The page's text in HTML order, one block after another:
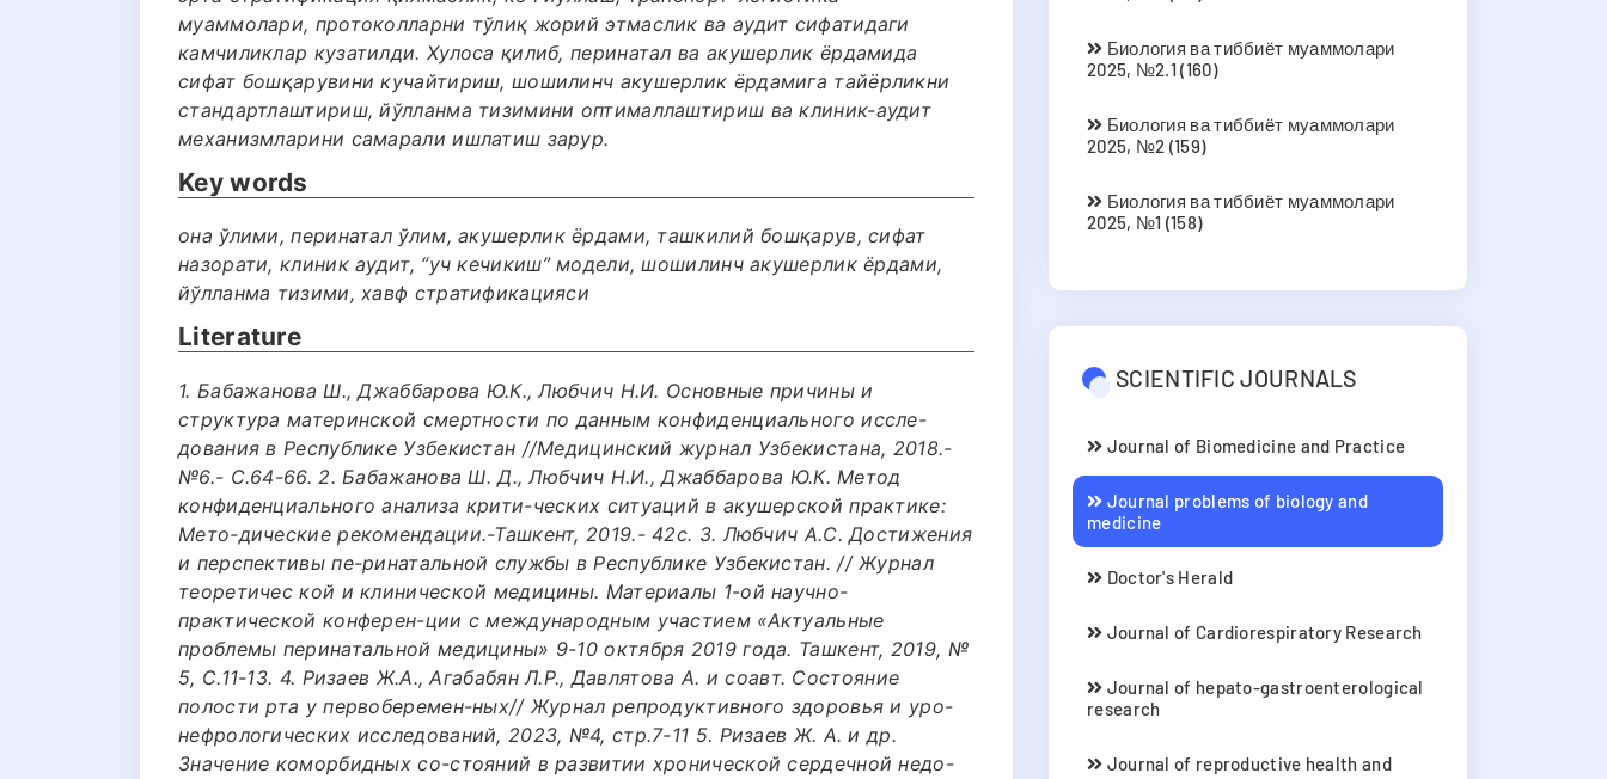
муаммолари, протоколларни тўлиқ жорий этмаслик ва аудит сифатидаги
камчиликлар кузатилди. Хулоса қилиб, перинатал ва акушерлик ёрдамида
сифат бошқарувини кучайтириш, шошилинч акушерлик ёрдамига тайёрликни
стандартлаштириш, йўлланма тизимини оптималлаштириш ва клиник-аудит
механизмларини самарали ишлатиш зарур.
Key words
она ўлими, перинатал ўлим, акушерлик ёрдами, ташкилий бошқарув, сифат
назорати, клиник аудит, “уч кечикиш” модели, шошилинч акушерлик ёрдами,
йўлланма тизими, хавф стратификацияси
Literature
1. Бабажанова Ш., Джаббарова Ю.К., Любчич Н.И. Основные причины и
структура материнской смертности по данным конфиденциального иссле-
дования в Республике Узбекистан //Медицинский журнал Узбекистана, 2018.-
№6.- С.64-66. 2. Бабажанова Ш. Д., Любчич Н.И., Джаббарова Ю.К. Метод
конфиденциального анализа крити-ческих ситуаций в акушерской практике:
Мето-дические рекомендации.-Ташкент, 2019.- 42с. 3. Любчич А.С. Достижения
и перспективы пе-ринатальной службы в Республике Узбекистан. // Журнал
теоретичес кой и клинической медицины. Материалы 1-ой научно-
практической конферен-ции с международным участием «Актуальные
проблемы перинатальной медицины» 9-10 октября 2019 года. Ташкент, 2019, №
5, С.11-13. 4. Ризаев Ж.А., Агабабян Л.Р., Давлятова А. и соавт. Состояние
полости рта у первоберемен-ных// Журнал репродуктивного здоровья и уро-
нефрологических исследований, 2023, №4, стр.7-11 5. Ризаев Ж. А. и др.
Значение коморбидных со-стояний в развитии хронической сердечной недо-
Биология ва тиббиёт муаммолари
2025, №2.1 (160)
Биология ва тиббиёт муаммолари
2025, №2 (159)
Биология ва тиббиёт муаммолари
2025, №1 (158)
SCIENTIFIC JOURNALS
Journal of Biomedicine and Practice
Journal problems of biology and
medicine
Doctor's Herald
Journal of Cardiorespiratory Research
Journal of hepato-gastroenterological
research
Journal of reproductive health and